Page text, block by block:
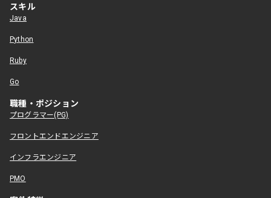
スキル
Java
Python
Ruby
Go
職種・ポジション
プログラマー(PG)
フロントエンドエンジニア
インフラエンジニア
PMO